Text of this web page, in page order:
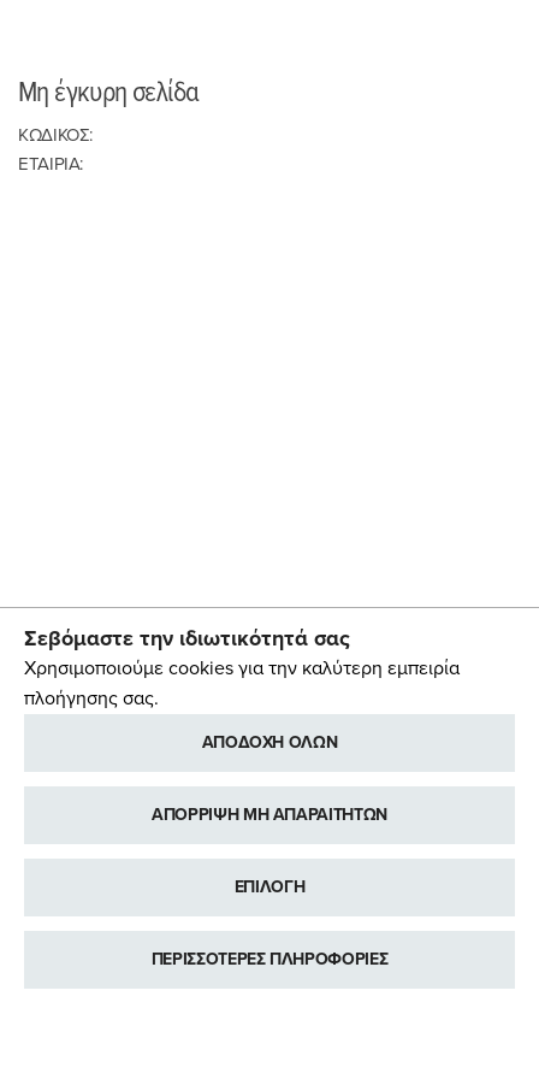
Μη έγκυρη σελίδα
ΚΩΔΙΚΟΣ:
ΕΤΑΙΡΙΑ:
Σεβόμαστε την ιδιωτικότητά σας
Χρησιμοποιούμε cookies για την καλύτερη εμπειρία
πλοήγησης σας.
ΑΠΟΔΟΧΗ ΟΛΩΝ
ΑΠΟΡΡΙΨΗ ΜΗ ΑΠΑΡΑΙΤΗΤΩΝ
ΕΠΙΛΟΓΗ
ΠΕΡΙΣΣΟΤΕΡΕΣ ΠΛΗΡΟΦΟΡΙΕΣ